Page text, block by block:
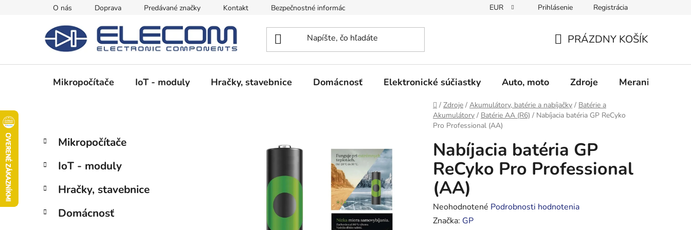
O nás Doprava Predávané značky Kontakt Bezpečnostné informácie Obchodné podmienky Podmienky ochrany osobných údajov
EUR Prihlásenie Registrácia
KOŠÍK
PRÁZDNY KOŠÍK
Mikropočítače IoT - moduly Hračky, stavebnice Domácnosť Elektronické súčiastky Auto, moto Zdroje Meranie -
Domov
/ Zdroje / Akumulátory, batérie a nabíjačky / Batérie a
Akumulátory / Batérie AA (R6) / Nabíjacia batéria GP ReCyko
Pro Professional (AA)
B
č
ý
a
Preskočiť
kategórie
K
a
e
ó
i
Mikropočítače
IoT - moduly
Hračky, stavebnice
Domácnosť
Nabíjacia batéria GP
ReCyko Pro Professional
(AA)
Priemerné
hodnotenie
Neohodnotené Podrobnosti hodnotenia
Značka: GP